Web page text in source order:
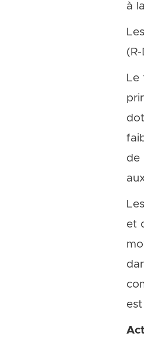
à
Le
de
et